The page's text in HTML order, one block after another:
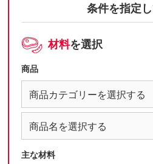
条件を指定
材料を選択
商品
主な材料